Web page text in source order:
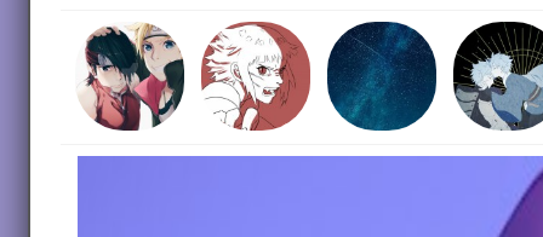
На проверке
Отправить